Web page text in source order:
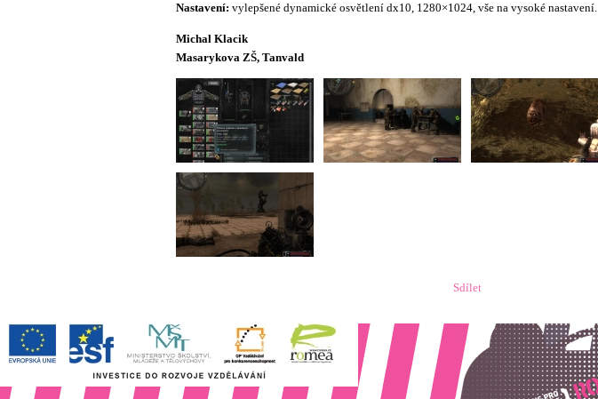
Nastavení: vylepšené dynamické osvětlení dx10, 1280×1024, vše na vysoké nastavení.
Michal Klacik
Masarykova ZŠ, Tanvald
Sdílet